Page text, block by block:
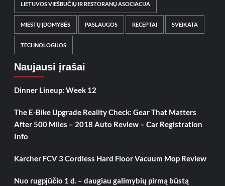
LIETUVOS VIEŠBUČIŲ IR RESTORANŲ ASOCIACIJA
MIESTŲ ĮDOMYBĖS PASLAUGOS RECEPTAI SVEIKATA
TECHNOLOGIJOS
Naujausi įrašai
Dinner Lineup: Week 12
The E-Bike Upgrade Reality Check: Gear That Matters
After 500 Miles – 2018 Auto Review – Car Registration
Info
Karcher FCV 3 Cordless Hard Floor Vacuum Mop Review
Nuo rugpjūčio 1 d. – daugiau galimybių pirmą būstą